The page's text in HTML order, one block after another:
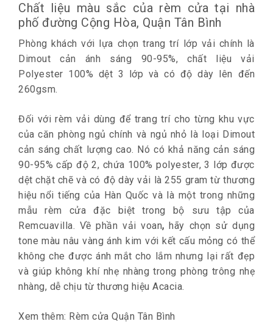
Chất liệu màu sắc của rèm cửa tại nhà
phố đường Cộng Hòa, Quận Tân Bình
Phòng khách với lựa chọn trang trí lớp vải chính là
Dimout cản ánh sáng 90-95%, chất liệu vải
Polyester 100% dệt 3 lớp và có độ dày lên đến
260gsm.
Đối với rèm vải dùng để trang trí cho từng khu vực
của căn phòng ngủ chính và ngủ nhỏ là loại Dimout
cản sáng chất lượng cao. Nó có khả năng cản sáng
90-95% cấp độ 2, chứa 100% polyester, 3 lớp được
dệt chặt chẽ và có độ dày vải là 255 gram từ thương
hiệu nổi tiếng của Hàn Quốc và là một trong những
mẫu rèm cửa đặc biệt trong bộ sưu tập của
Remcuavilla. Về phần vải voan, hãy chọn sử dụng
tone màu nâu vàng ánh kim với kết cấu mỏng có thể
không che được ánh mắt cho lắm nhưng lại rất đẹp
và giúp không khí nhẹ nhàng trong phòng trông nhẹ
nhàng, dễ chịu từ thương hiệu Acacia.
Xem thêm: Rèm cửa Quận Tân Bình